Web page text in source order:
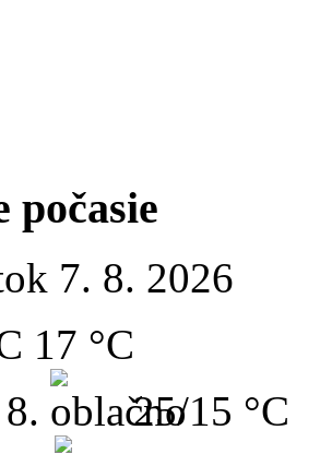
počasie
7. 8. 2026
17 °C
25/15 °C